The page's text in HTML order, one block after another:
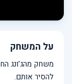
על המשחק
משחק מהג'ונג
להסיר אותם.